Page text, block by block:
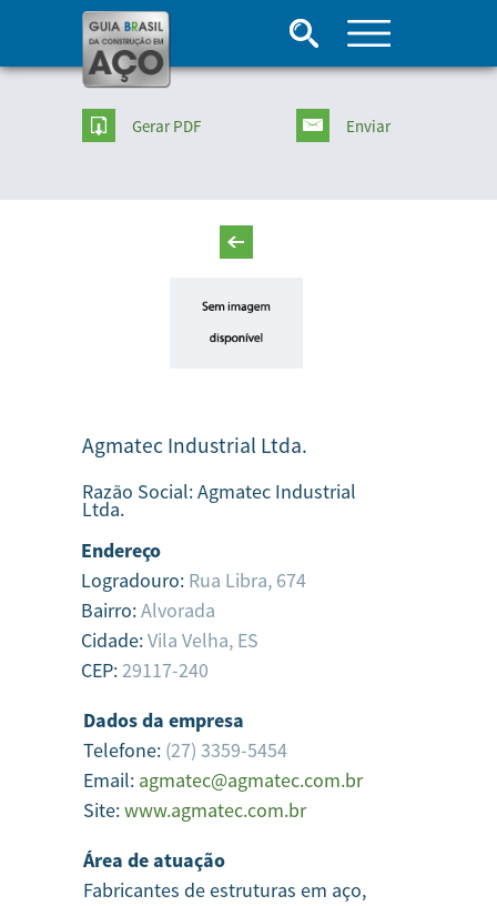
Gerar PDF Enviar
Agmatec Industrial Ltda.
Razão Social:Agmatec Industrial
Ltda.
Endereço
Logradouro: Rua Libra, 674
Bairro:Alvorada
Cidade:Vila Velha, ES
CEP:29117-240
Dados da empresa
Telefone: (27) 3359-5454
Email: agmatec@agmatec.com.br
Site:www.agmatec.com.br
Área de atuação
Fabricantes de estruturas em aço,